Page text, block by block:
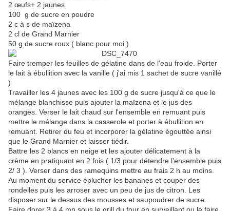
2 œufs+ 2 jaunes
100 g de sucre en poudre
2 c à s de maïzena
2 cl de Grand Marnier
50 g de sucre roux ( blanc pour moi )
Faire tremper les feuilles de gélatine dans de l'eau froide. Porter
le lait à ébullition avec la vanille ( j'ai mis 1 sachet de sucre vanillé
).
Travailler les 4 jaunes avec les 100 g de sucre jusqu'à ce que le
mélange blanchisse puis ajouter la maïzena et le jus des
oranges. Verser le lait chaud sur l'ensemble en remuant puis
mettre le mélange dans la casserole et porter à ébullition en
remuant. Retirer du feu et incorporer la gélatine égouttée ainsi
que le Grand Marnier et laisser tiédir.
Battre les 2 blancs en neige et les ajouter délicatement à la
crème en pratiquant en 2 fois ( 1/3 pour détendre l'ensemble puis
2/ 3 ). Verser dans des ramequins mettre au frais 2 h au moins.
Au moment du service éplucher les bananes et couper des
rondelles puis les arroser avec un peu de jus de citron. Les
disposer sur le dessus des mousses et saupoudrer de sucre.